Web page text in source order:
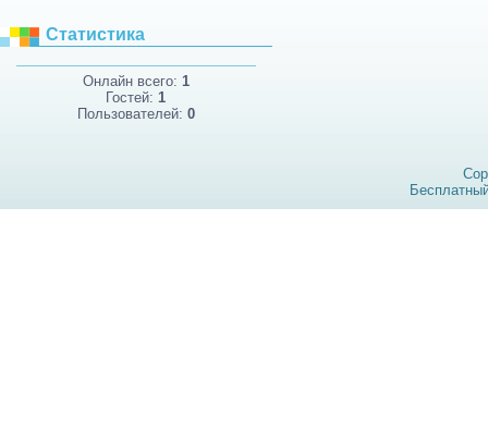
Статистика
Онлайн всего: 1
Гостей:1
Пользователей: 0